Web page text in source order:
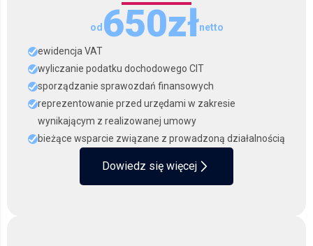
od650złnetto
ewidencja VAT
wyliczanie podatku dochodowego CIT
sporządzanie sprawozdań finansowych
reprezentowanie przed urzędami w zakresie
wynikającym z realizowanej umowy
bieżące wsparcie związane z prowadzoną działalnością
Dowiedz się więcej